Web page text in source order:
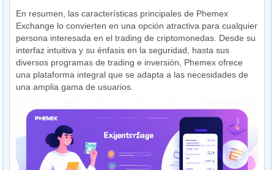
En resumen, las características principales de Phemex
Exchange lo convierten en una opción atractiva para cualquier
persona interesada en el trading de criptomonedas. Desde su
interfaz intuitiva y su énfasis en la seguridad, hasta sus
diversos programas de trading e inversión, Phemex ofrece
una plataforma integral que se adapta a las necesidades de
una amplia gama de usuarios.